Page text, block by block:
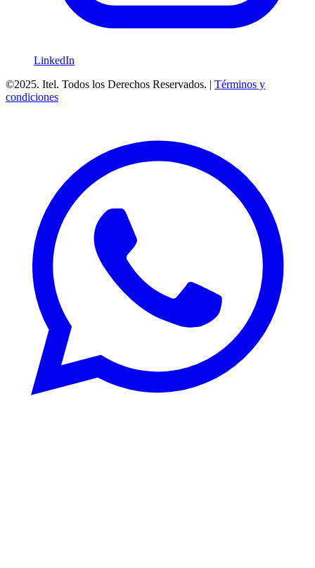
LinkedIn
©2025. Itel. Todos los Derechos Reservados. | Términos y
condiciones